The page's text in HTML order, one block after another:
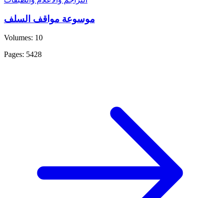
موسوعة مواقف السلف
Volumes: 10
Pages: 5428